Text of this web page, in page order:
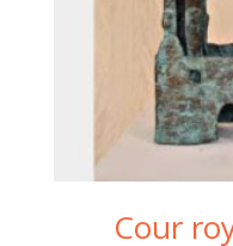
Cour